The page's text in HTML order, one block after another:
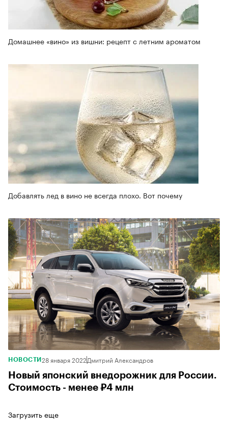
Домашнее «вино» из вишни: рецепт с летним ароматом
Добавлять лед в вино не всегда плохо. Вот почему
НОВОСТИ 28 января 2022Дмитрий Александров
Новый японский внедорожник для России.
Стоимость - менее ₽4 млн
Загрузить еще